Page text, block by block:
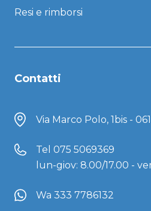
Resi e rimborsi
Contatti
Via Marco Polo, 1bis -
Tel 075 5069369
lun-giov: 8.00/17.00 -
Wa 333 7786132